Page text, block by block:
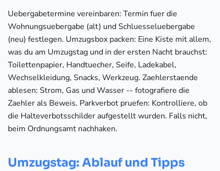
Uebergabetermine vereinbaren: Termin fuer die
Wohnungsuebergabe (alt) und Schluesseluebergabe
(neu) festlegen. Umzugsbox packen: Eine Kiste mit allem,
was du am Umzugstag und in der ersten Nacht brauchst:
Toilettenpapier, Handtuecher, Seife, Ladekabel,
Wechselkleidung, Snacks, Werkzeug. Zaehlerstaende
ablesen: Strom, Gas und Wasser -- fotografiere die
Zaehler als Beweis. Parkverbot pruefen: Kontrolliere, ob
die Halteverbotsschilder aufgestellt wurden. Falls nicht,
beim Ordnungsamt nachhaken.
Umzugstag: Ablauf und Tipps